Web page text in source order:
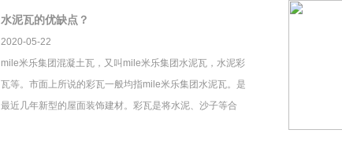
水泥瓦的优缺点？
2020-05-22
mile米乐集团混凝土瓦，又叫mile米乐集团水泥瓦，水泥彩
瓦等。市面上所说的彩瓦一般均指mile米乐集团水泥瓦。是
最近几年新型的屋面装饰建材。彩瓦是将水泥、沙子等合